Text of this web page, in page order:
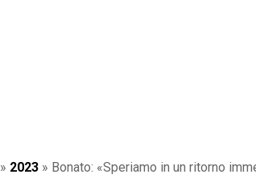
» 2023 » Bonato: «Speriamo in un ritorno